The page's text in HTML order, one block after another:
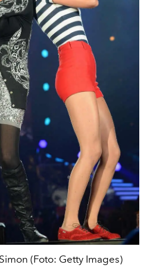
(Foto: Getty Images)